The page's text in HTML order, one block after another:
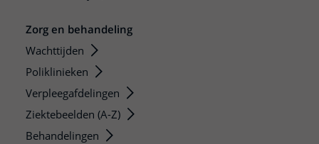
Zorg en behandeling
Wachttijden
Poliklinieken
Verpleegafdelingen
Ziektebeelden (A-Z)
Behandelingen